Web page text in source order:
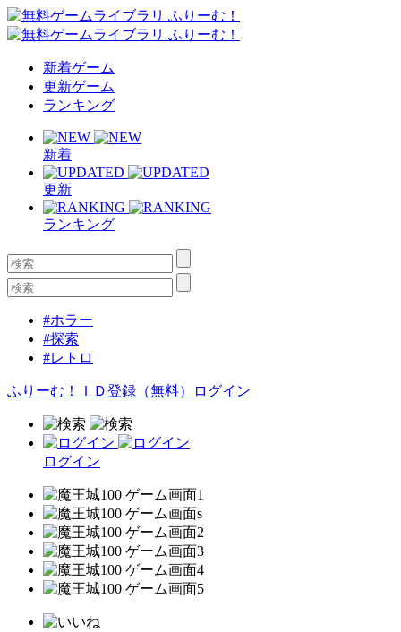
新着ゲーム
更新ゲーム
ランキング
新着
更新
ランキング
#ホラー
#探索
#レトロ
ふりーむ！ＩＤ登録（無料） ログイン
ログイン